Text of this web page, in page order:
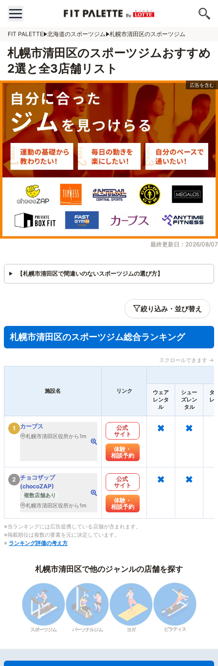
FIT PALETTE 北海道のスポーツジム 札幌市清田区のスポーツジム
札幌市清田区のスポーツジムおすすめ
2選と全3店舗リスト
最終更新日：2026/08/07
【札幌市清田区で間違いのないスポーツジムの選び方】
絞り込み・並び替え
札幌市清田区のスポーツジム総合ランキング
スクロールできます →
施設名 リンク
ウェア
レンタ
ル
シュー
ズレン
タル
タ
レ
1 カーブス
札幌市清田区役所から1m
公式
サイト
体験・
相談予約
× ×
2 チョコザップ
(chocoZAP)
複数店舗あり
札幌市清田区役所から1m
公式
サイト
体験・
相談予約
× ×
※当ランキングには広告提携している店舗が含まれます。
※掲載順位は複数の要素を元に決定しています。
※ ランキング評価の考え方
札幌市清田区で他のジャンルの店舗を探す
スポーツジム パーソナルジム ヨガ ピラティス